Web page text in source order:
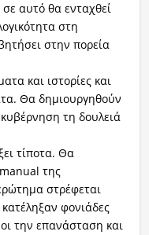
αυτό θα ενταχθεί
στη
στην πορεία
και ιστορίες και
Θα δημιουργηθούν
τη δουλειά
τίποτα. Θα
της
στρέφεται
φονιάδες
την επανάσταση και